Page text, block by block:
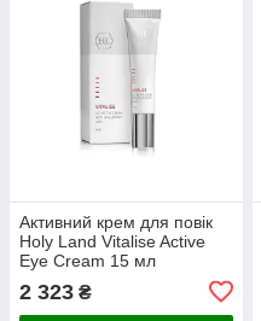
Активний крем для повік
Holy Land Vitalise Active
Eye Cream 15 мл
2 323 ₴